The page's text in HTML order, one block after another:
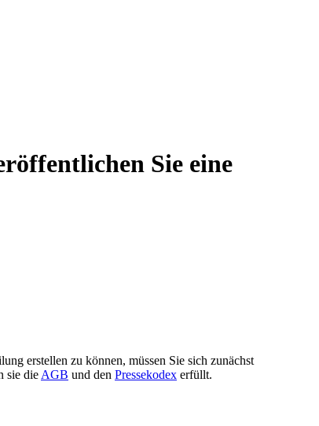
Sie eine
erstellen zu können, müssen Sie sich zunächst
sie die AGB und den Pressekodex erfüllt.